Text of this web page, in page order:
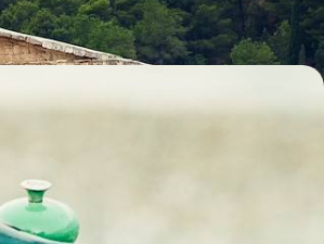
le soleil de Sicile - Des
aux vignobles de l'Etna
dents lors d'un voyage hédoniste vous
et de ceux qui les font